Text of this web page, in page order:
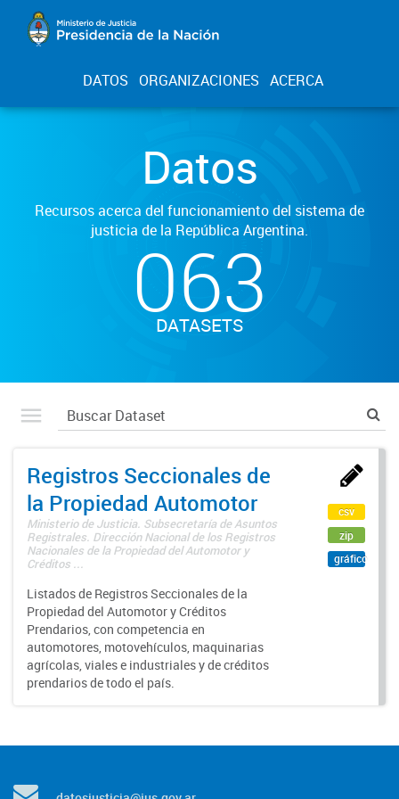
DATOS ORGANIZACIONES ACERCA
Datos
Recursos acerca del funcionamiento del sistema de
justicia de la República Argentina.
063
DATASETS
Registros Seccionales de
la Propiedad Automotor
Ministerio de Justicia. Subsecretaría de Asuntos
Registrales. Dirección Nacional de los Registros
Nacionales de la Propiedad del Automotor y
Créditos ...
Listados de Registros Seccionales de la
Propiedad del Automotor y Créditos
Prendarios, con competencia en
automotores, motovehículos, maquinarias
agrícolas, viales e industriales y de créditos
prendarios de todo el país.
csv
zip
gráfico